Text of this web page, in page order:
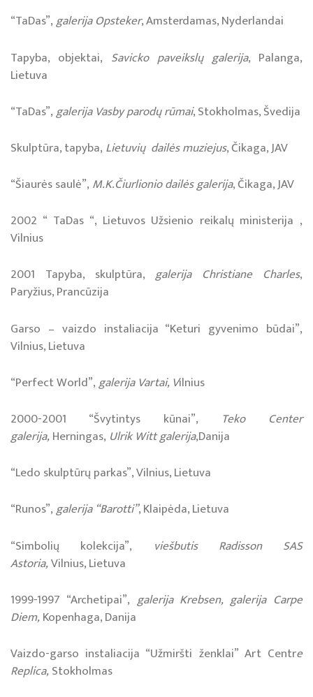
“TaDas”,galerija Opsteker, Amsterdamas, Nyderlandai
Tapyba, objektai, Savicko paveikslų galerija, Palanga,
Lietuva
“TaDas”,galerija Vasby parodų rūmai, Stokholmas, Švedija
Skulptūra, tapyba, Lietuvių dailės muziejus, Čikaga, JAV
“Šiaurės saulė”, M.K.Čiurlionio dailės galerija, Čikaga, JAV
2002 “ TaDas “, Lietuvos Užsienio reikalų ministerija ,
Vilnius
2001 Tapyba, skulptūra,galerija Christiane Charles,
Paryžius, Prancūzija
Garso – vaizdo instaliacija “Keturi gyvenimo būdai”,
Vilnius, Lietuva
“Perfect World”,galerija Vartai, Vilnius
2000-2001 “Švytintys kūnai”, Teko Center
galerija,Herningas, Ulrik Witt galerija,Danija
“Ledo skulptūrų parkas”, Vilnius, Lietuva
“Runos”,galerija “Barotti”, Klaipėda, Lietuva
“Simbolių kolekcija”, viešbutis Radisson SAS
Astoria,Vilnius, Lietuva
1999-1997 “Ar­che­ti­pai”, ga­le­ri­ja Kreb­sen, galerija Carpe
Diem,Ko­pen­ha­ga, Da­ni­ja
Vaiz­do-gar­so ins­ta­lia­ci­ja “Už­mirš­ti žen­klai” Art Cen­tre
Re­pli­ca,Stok­hol­mas